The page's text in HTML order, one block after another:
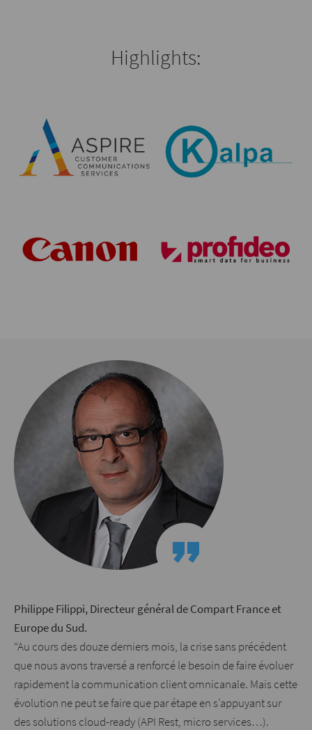
Highlights:
Philippe Filippi, Directeur général de Compart France et
Europe du Sud.
“Au cours des douze derniers mois, la crise sans précédent
que nous avons traversé a renforcé le besoin de faire évoluer
rapidement la communication client omnicanale. Mais cette
évolution ne peut se faire que par étape en s’appuyant sur
des solutions cloud-ready (API Rest, micro services…).